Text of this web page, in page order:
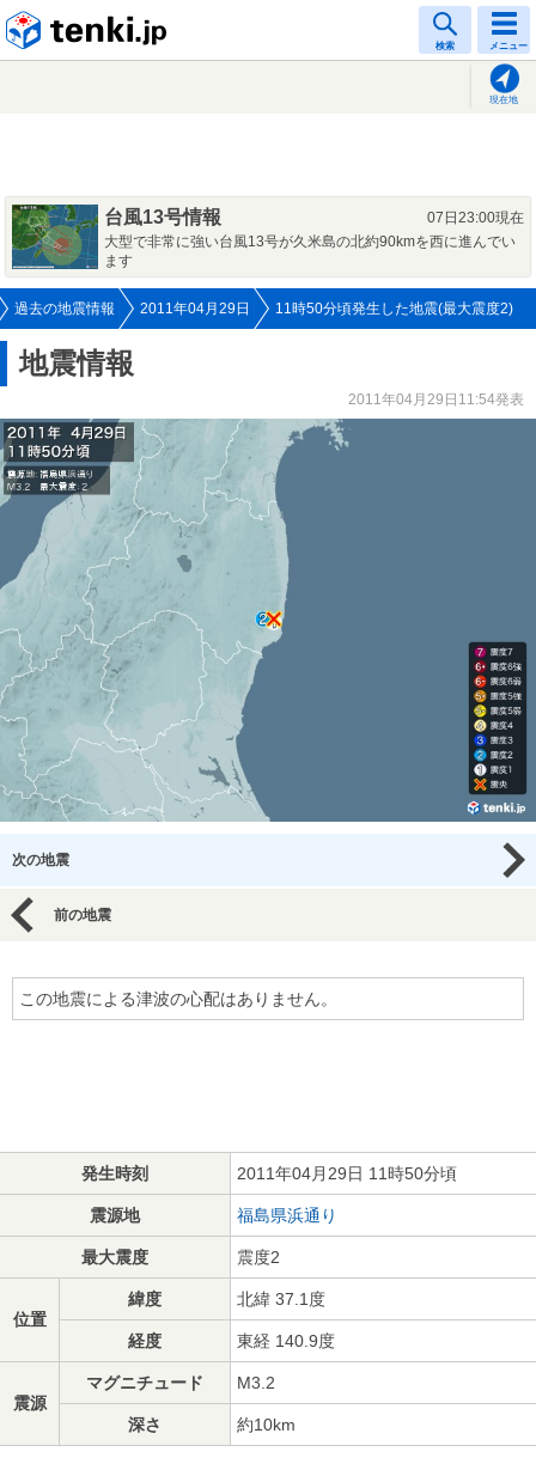
検索 メニュー
現在地
台風13号情報
07日23:00現在
大型で非常に強い台風13号が久米島の北約90kmを西に進んでい
ます
過去の地震情報 2011年04月29日 11時50分頃発生した地震(最大震度2)
地震情報
2011年04月29日11:54発表
次の地震
前の地震
この地震による津波の心配はありません。
発生時刻 2011年04月29日 11時50分頃
震源地 福島県浜通り
最大震度 震度2
位置
緯度 北緯 37.1度
経度 東経 140.9度
震源
マグニチュード M3.2
深さ 約10km